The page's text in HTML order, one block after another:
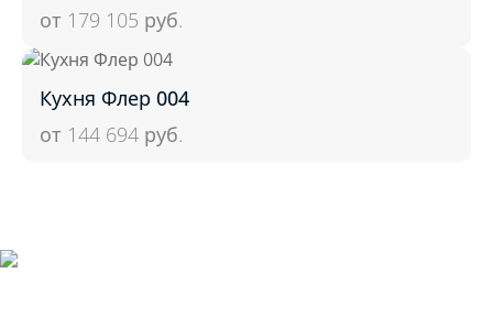
от 179 105 руб.
Кухня Флер 004
от 144 694 руб.